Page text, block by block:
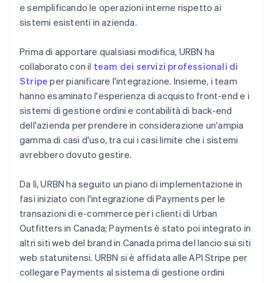
e semplificando le operazioni interne rispetto ai
sistemi esistenti in azienda.
Prima di apportare qualsiasi modifica, URBN ha
collaborato con il team dei servizi professionali di
Stripe per pianificare l'integrazione. Insieme, i team
hanno esaminato l'esperienza di acquisto front-end e i
sistemi di gestione ordini e contabilità di back-end
dell'azienda per prendere in considerazione un'ampia
gamma di casi d'uso, tra cui i casi limite che i sistemi
avrebbero dovuto gestire.
Da lì, URBN ha seguito un piano di implementazione in
fasi iniziato con l'integrazione di Payments per le
transazioni di e-commerce per i clienti di Urban
Outfitters in Canada; Payments è stato poi integrato in
altri siti web del brand in Canada prima del lancio sui siti
web statunitensi. URBN si è affidata alle API Stripe per
collegare Payments al sistema di gestione ordini